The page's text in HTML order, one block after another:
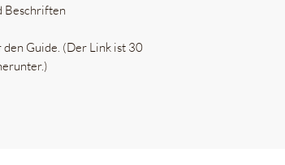
Beschriften
Guide. (Der Link ist 30